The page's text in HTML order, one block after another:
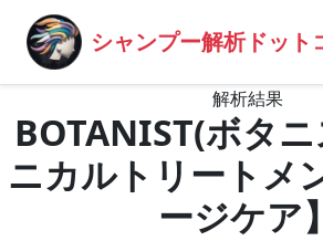
シャンプー解析ドット
解析結果
BOTANIST(ボタ
ニカルトリートメ
ージケア】